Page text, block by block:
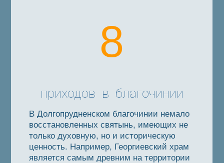
8
приходов в благочинии
В Долгопрудненском благочинии немало
восстановленных святынь, имеющих не
только духовную, но и историческую
ценность. Например, Георгиевский храм
является самым древним на территории